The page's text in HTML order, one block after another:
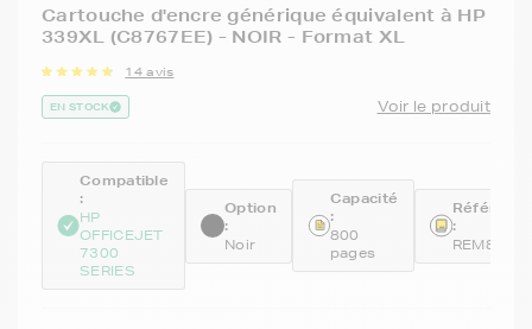
Cartouche d'encre générique équivalent à HP
339XL (C8767EE) - NOIR - Format XL
14 avis
EN STOCK Voir le produit
Compatible
:
HP
OFFICEJET
7300
SERIES
Option
:
Noir
Capacité
:
800
pages
:
REM8767